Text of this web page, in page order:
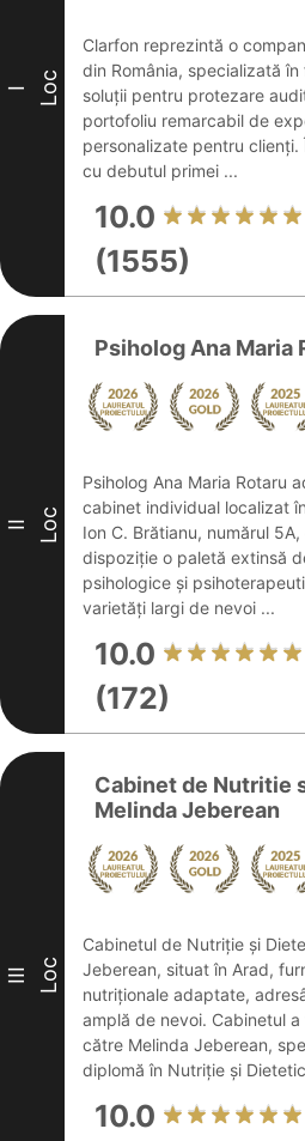
I Loc
Clarfon reprezintă o
din România, specializată
soluții pentru protezare
portofoliu remarcabil de
personalizate pentru
cu debutul primei ...
10.0
(1555)
II Loc
Psiholog Ana Maria
Psiholog Ana Maria Rotaru
cabinet individual localizat
Ion C. Brătianu, numărul
dispoziție o paletă extinsă
psihologice și
varietăți largi de nevoi ...
10.0
(172)
III Loc
Cabinet de Nutritie
Melinda Jeberean
Cabinetul de Nutriție și
Jeberean, situat în Arad,
nutriționale adaptate,
amplă de nevoi. Cabinetul
către Melinda Jeberean,
diplomă în Nutriție și
10.0